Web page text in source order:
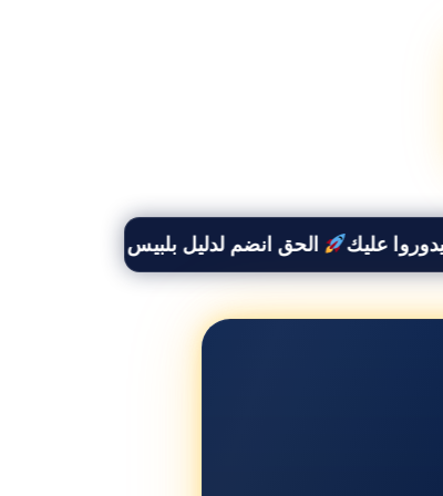
الحق انضم لدليل بلبيس واستفيد بخصم 50% وأوصل لكل العملاء اللى بيدوروا عليك